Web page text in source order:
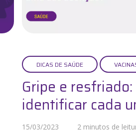
DICAS DE SAÚDE
Gripe e
identificar cada
15/03/2023 2 minutos de